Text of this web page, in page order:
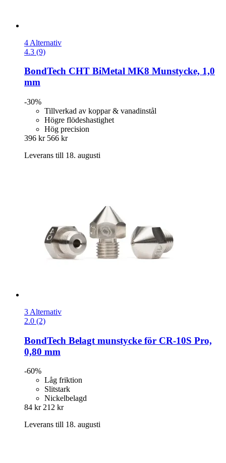
4 Alternativ
4.3 (9)
BondTech CHT BiMetal MK8 Munstycke, 1,0
mm
-30%
Tillverkad av koppar & vanadinstål
Högre flödeshastighet
Hög precision
396 kr 566 kr
Leverans till 18. augusti
3 Alternativ
2.0 (2)
BondTech Belagt munstycke för CR-​10S Pro,
0,80 mm
-60%
Låg friktion
Slitstark
Nickelbelagd
84 kr 212 kr
Leverans till 18. augusti